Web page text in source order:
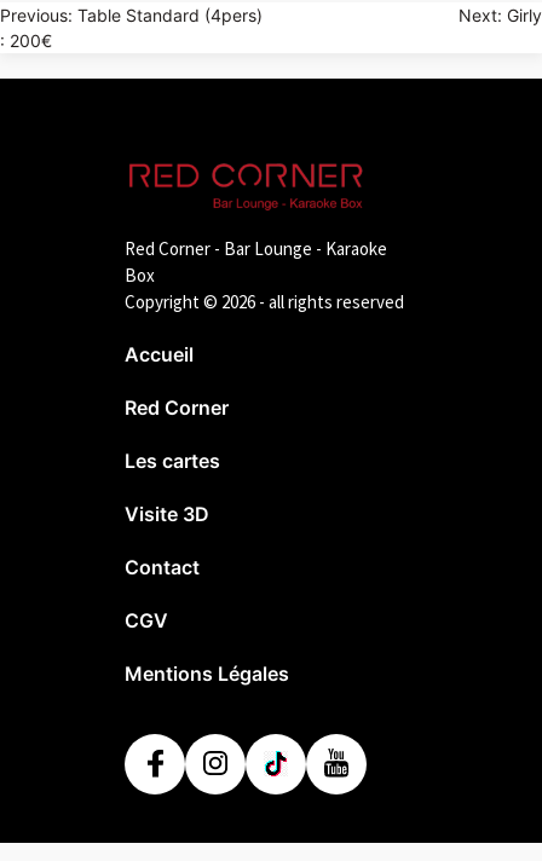
Navigation
Previous: Table Standard (4pers)
: 200€
Next: Girly
Red Corner - Bar Lounge - Karaoke
Box
Copyright © 2026 - all rights reserved
Accueil
Red Corner
Les cartes
Visite 3D
Contact
CGV
Mentions Légales